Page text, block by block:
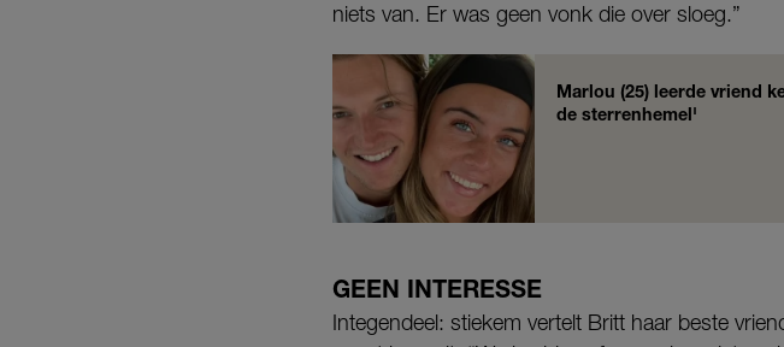
niets van. Er was geen vonk die over sloeg.”
Marlou (25) leerde vriend
de sterrenhemel'
GEEN INTERESSE
Integendeel: stiekem vertelt Britt haar beste